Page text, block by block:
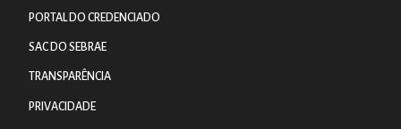
PORTAL DO CREDENCIADO
SAC DO SEBRAE
TRANSPARÊNCIA
PRIVACIDADE